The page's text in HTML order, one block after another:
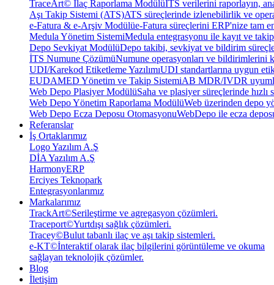
TraceArt© İlaç Raporlama ModülüİTS verilerini raporlayın,
Aşı Takip Sistemi (ATS)ATS süreçlerinde izlenebilirlik ve
e-Fatura & e-Arşiv Modülüe-Fatura süreçlerini ERP'nize tam
Medula Yönetim SistemiMedula entegrasyonu ile kayıt ve
Depo Sevkiyat ModülüDepo takibi, sevkiyat ve bildirim
İTS Numune ÇözümüNumune operasyonları ve bildirimlerini
UDI/Karekod Etiketleme YazılımıUDI standartlarına uygun
EUDAMED Yönetim ve Takip SistemiAB MDR/IVDR
Web Depo Plasiyer ModülüSaha ve plasiyer süreçlerinde hızlı
Web Depo Yönetim Raporlama ModülüWeb üzerinden depo
Web Depo Ecza Deposu OtomasyonuWebDepo ile ecza
Referanslar
İş Ortaklarımız
Logo Yazılım A.Ş
DİA Yazılım A.Ş
HarmonyERP
Erciyes Teknopark
Entegrasyonlarımız
Markalarımız
TrackArt©Serileştirme ve agregasyon çözümleri.
Traceport©Yurtdışı sağlık çözümleri.
Tracey©Bulut tabanlı ilaç ve aşı takip sistemleri.
e-KT©İnteraktif olarak ilaç bilgilerini görüntüleme ve okuma
sağlayan teknolojik çözümler.
Blog
İletişim